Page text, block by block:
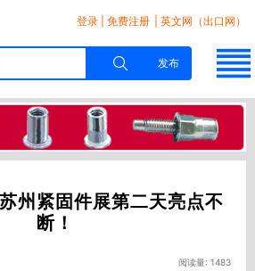
登录 免费注册 | 英文网（出口网）
发布
州紧固件展第二天亮点不
断！
阅读量: 1483